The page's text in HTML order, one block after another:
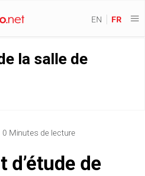
EN FR
la salle de
0 Minutes de lecture
d’étude de